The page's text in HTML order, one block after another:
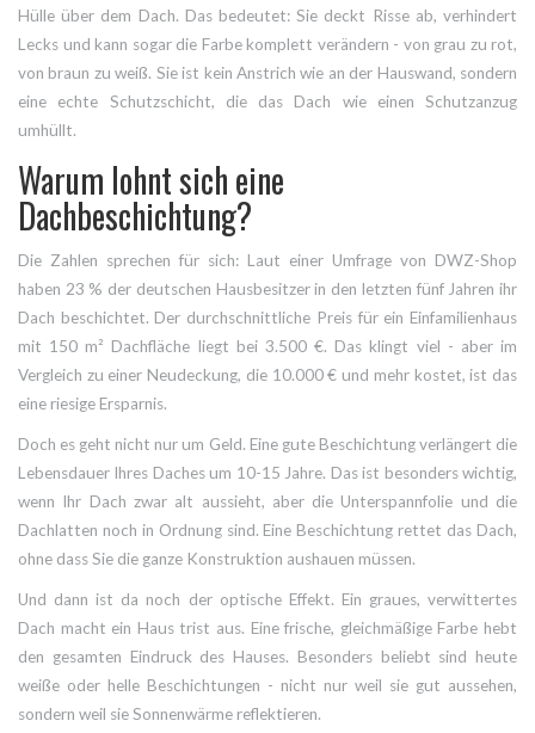
Hülle über dem Dach. Das bedeutet: Sie deckt Risse ab, verhindert
Lecks und kann sogar die Farbe komplett verändern - von grau zu rot,
von braun zu weiß. Sie ist kein Anstrich wie an der Hauswand, sondern
eine echte Schutzschicht, die das Dach wie einen Schutzanzug
umhüllt.
Warum lohnt sich eine
Dachbeschichtung?
Die Zahlen sprechen für sich: Laut einer Umfrage von DWZ-Shop
haben 23 % der deutschen Hausbesitzer in den letzten fünf Jahren ihr
Dach beschichtet. Der durchschnittliche Preis für ein Einfamilienhaus
mit 150 m² Dachfläche liegt bei 3.500 €. Das klingt viel - aber im
Vergleich zu einer Neudeckung, die 10.000 € und mehr kostet, ist das
eine riesige Ersparnis.
Doch es geht nicht nur um Geld. Eine gute Beschichtung verlängert die
Lebensdauer Ihres Daches um 10-15 Jahre. Das ist besonders wichtig,
wenn Ihr Dach zwar alt aussieht, aber die Unterspannfolie und die
Dachlatten noch in Ordnung sind. Eine Beschichtung rettet das Dach,
ohne dass Sie die ganze Konstruktion aushauen müssen.
Und dann ist da noch der optische Effekt. Ein graues, verwittertes
Dach macht ein Haus trist aus. Eine frische, gleichmäßige Farbe hebt
den gesamten Eindruck des Hauses. Besonders beliebt sind heute
weiße oder helle Beschichtungen - nicht nur weil sie gut aussehen,
sondern weil sie Sonnenwärme reflektieren.